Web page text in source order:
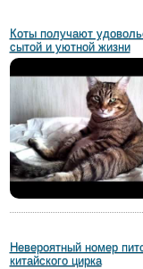
Коты получают
сытой и уютной жизни
Невероятный номер
китайского цирка